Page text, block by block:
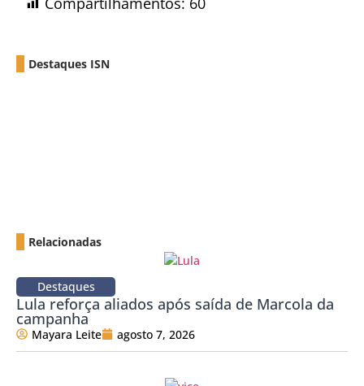
Destaques ISN
Relacionadas
Destaques
Lula reforça aliados após saída de Marcola da
campanha
Mayara Leite agosto 7, 2026